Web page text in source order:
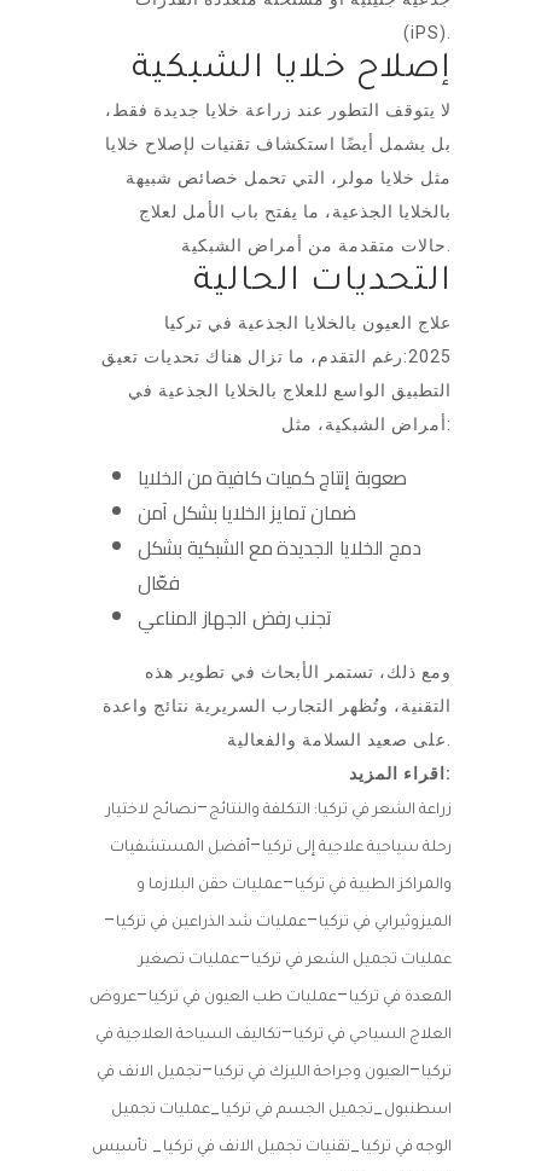
(iPS).
إصلاح خلايا الشبكية
لا يتوقف التطور عند زراعة خلايا جديدة فقط،
بل يشمل أيضًا استكشاف تقنيات لإصلاح خلايا
مثل خلايا مولر، التي تحمل خصائص شبيهة
بالخلايا الجذعية، ما يفتح باب الأمل لعلاج
التحديات الحالية
علاج العيون بالخلايا الجذعية في تركيا
2025:رغم التقدم، ما تزال هناك تحديات تعيق
التطبيق الواسع للعلاج بالخلايا الجذعية في
أمراض الشبكية، مثل:
صعوبة إنتاج كميات كافية من الخلايا
ضمان تمايز الخلايا بشكل آمن
دمج الخلايا الجديدة مع الشبكية بشكل
فعّال
تجنب رفض الجهاز المناعي
ومع ذلك، تستمر الأبحاث في تطوير هذه
التقنية، وتُظهر التجارب السريرية نتائج واعدة
اقراء المزيد:
زراعة الشعر في تركيا: التكلفة والنتائج –نصائح لاختيار
رحلة سياحية علاجية إلى تركيا –أفضل المستشفيات
والمراكز الطبية في تركيا –عمليات حقن البلازما و
الميزوثيرابي في تركيا –عمليات شد الذراعين في تركيا –
عمليات تجميل الشعر في تركيا –عمليات تصغير
المعدة في تركيا –عمليات طب العيون في تركيا –عروض
العلاج السياحي في تركيا –تكاليف السياحة العلاجية في
تركيا –العيون وجراحة الليزك في تركيا –تجميل الانف في
اسطنبول تجميل الجسم في تركيا عمليات تجميل
الوجه في تركيا تقنيات تجميل الانف في تركيا تأسيس